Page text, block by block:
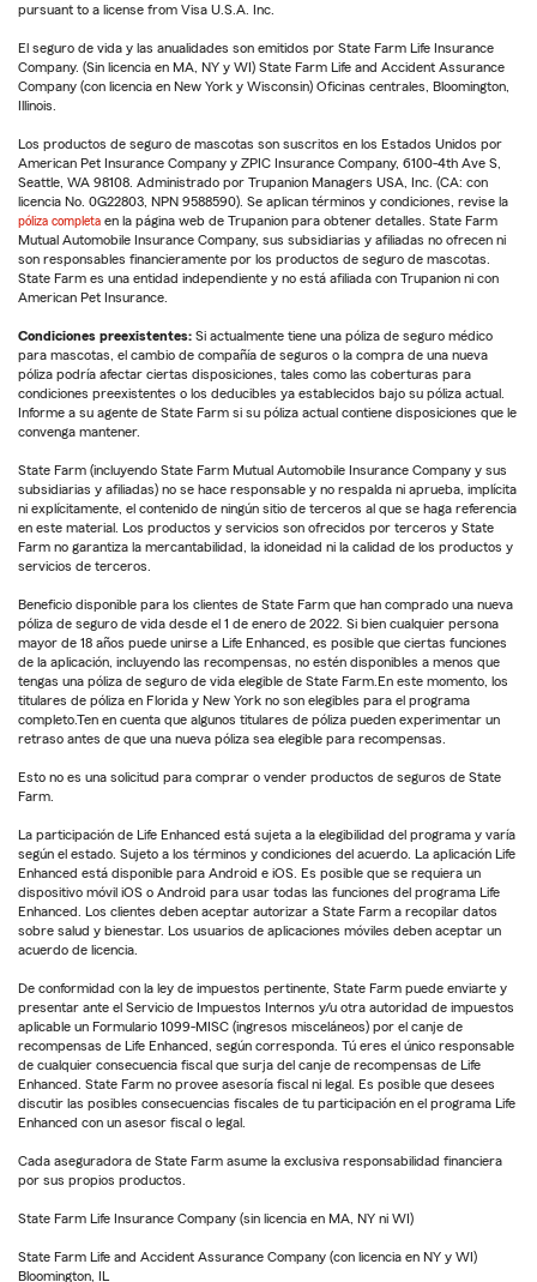
pursuant to a license from Visa U.S.A. Inc.
El seguro de vida y las anualidades son emitidos por State Farm Life Insurance
Company. (Sin licencia en MA, NY y WI) State Farm Life and Accident Assurance
Company (con licencia en New York y Wisconsin) Oficinas centrales, Bloomington,
Illinois.
Los productos de seguro de mascotas son suscritos en los Estados Unidos por
American Pet Insurance Company y ZPIC Insurance Company, 6100-4th Ave S,
Seattle, WA 98108. Administrado por Trupanion Managers USA, Inc. (CA: con
licencia No. 0G22803, NPN 9588590). Se aplican términos y condiciones, revise la
póliza completa en la página web de Trupanion para obtener detalles. State Farm
Mutual Automobile Insurance Company, sus subsidiarias y afiliadas no ofrecen ni
son responsables financieramente por los productos de seguro de mascotas.
State Farm es una entidad independiente y no está afiliada con Trupanion ni con
American Pet Insurance.
Condiciones preexistentes: Si actualmente tiene una póliza de seguro médico
para mascotas, el cambio de compañía de seguros o la compra de una nueva
póliza podría afectar ciertas disposiciones, tales como las coberturas para
condiciones preexistentes o los deducibles ya establecidos bajo su póliza actual.
Informe a su agente de State Farm si su póliza actual contiene disposiciones que le
convenga mantener.
State Farm (incluyendo State Farm Mutual Automobile Insurance Company y sus
subsidiarias y afiliadas) no se hace responsable y no respalda ni aprueba, implícita
ni explícitamente, el contenido de ningún sitio de terceros al que se haga referencia
en este material. Los productos y servicios son ofrecidos por terceros y State
Farm no garantiza la mercantabilidad, la idoneidad ni la calidad de los productos y
servicios de terceros.
Beneficio disponible para los clientes de State Farm que han comprado una nueva
póliza de seguro de vida desde el 1 de enero de 2022. Si bien cualquier persona
mayor de 18 años puede unirse a Life Enhanced, es posible que ciertas funciones
de la aplicación, incluyendo las recompensas, no estén disponibles a menos que
tengas una póliza de seguro de vida elegible de State Farm.En este momento, los
titulares de póliza en Florida y New York no son elegibles para el programa
completo.Ten en cuenta que algunos titulares de póliza pueden experimentar un
retraso antes de que una nueva póliza sea elegible para recompensas.
Esto no es una solicitud para comprar o vender productos de seguros de State
Farm.
La participación de Life Enhanced está sujeta a la elegibilidad del programa y varía
según el estado. Sujeto a los términos y condiciones del acuerdo. La aplicación Life
Enhanced está disponible para Android e iOS. Es posible que se requiera un
dispositivo móvil iOS o Android para usar todas las funciones del programa Life
Enhanced. Los clientes deben aceptar autorizar a State Farm a recopilar datos
sobre salud y bienestar. Los usuarios de aplicaciones móviles deben aceptar un
acuerdo de licencia.
De conformidad con la ley de impuestos pertinente, State Farm puede enviarte y
presentar ante el Servicio de Impuestos Internos y/u otra autoridad de impuestos
aplicable un Formulario 1099-MISC (ingresos misceláneos) por el canje de
recompensas de Life Enhanced, según corresponda. Tú eres el único responsable
de cualquier consecuencia fiscal que surja del canje de recompensas de Life
Enhanced. State Farm no provee asesoría fiscal ni legal. Es posible que desees
discutir las posibles consecuencias fiscales de tu participación en el programa Life
Enhanced con un asesor fiscal o legal.
Cada aseguradora de State Farm asume la exclusiva responsabilidad financiera
por sus propios productos.
State Farm Life Insurance Company (sin licencia en MA, NY ni WI)
State Farm Life and Accident Assurance Company (con licencia en NY y WI)
Bloomington, IL